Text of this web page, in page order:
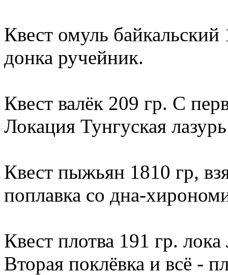
Квест омуль
донка ручейник.
Квест валёк 209 гр. С
Локация Тунгуская
Квест пыжьян 1810 гр,
поплавка со дна-
Квест плотва 191 гр.
Вторая поклёвка и всё -